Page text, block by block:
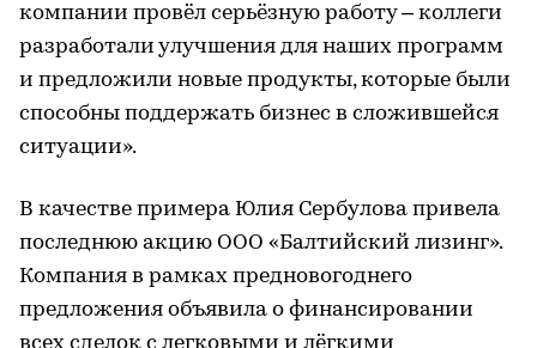
компании провёл серьёзную работу – коллеги
разработали улучшения для наших программ
и предложили новые продукты, которые были
способны поддержать бизнес в сложившейся
ситуации».
В качестве примера Юлия Сербулова привела
последнюю акцию ООО «Балтийский лизинг».
Компания в рамках предновогоднего
предложения объявила о финансировании